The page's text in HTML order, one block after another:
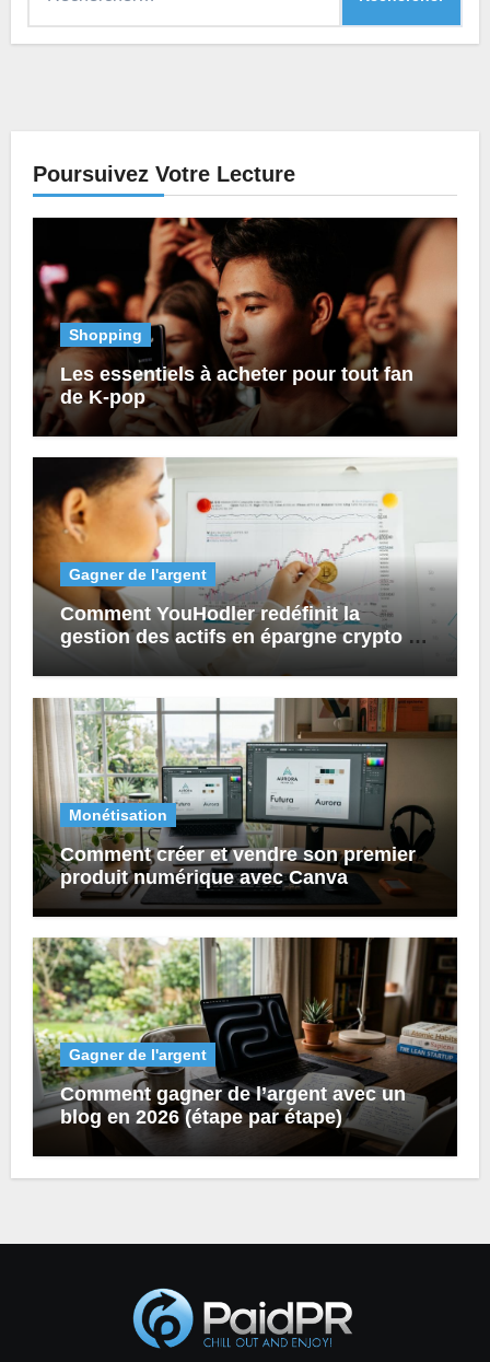
Poursuivez Votre Lecture
Shopping
Les essentiels à acheter pour tout fan
de K-pop
Gagner de l'argent
Comment YouHodler redéfinit la
gestion des actifs en épargne crypto et
prêts numériques ?
Monétisation
Comment créer et vendre son premier
produit numérique avec Canva
Gagner de l'argent
Comment gagner de l’argent avec un
blog en 2026 (étape par étape)